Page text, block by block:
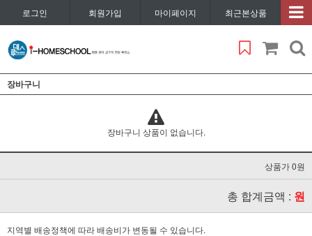
로그인 회원가입 마이페이지 최근본상품
장바구니
장바구니 상품이 없습니다.
상품가 0원
총 합계금액 : 원
지역별 배송정책에 따라 배송비가 변동될 수 있습니다.